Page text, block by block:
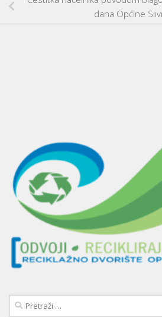
dana Općine
Pretraži: